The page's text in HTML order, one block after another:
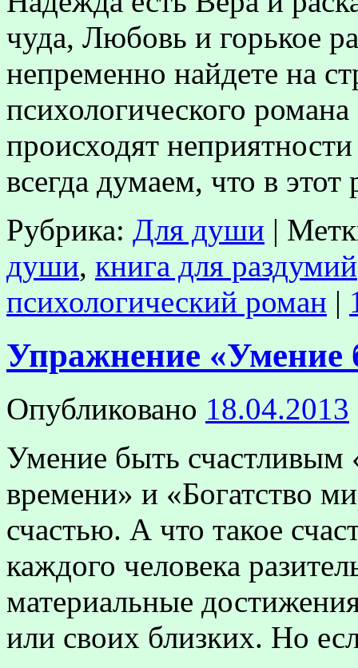
чуда, Любовь и горькое
непременно найдете на
психологического
происходят
всегда думаем, что в
Рубрика: Для души |
души, книга для раздумий
психологический роман |
Упражнение «Умение
Опубликовано 18.04.2013
Умение быть счастливым
времени» и «Богатство
счастью. А что такое
каждого человека
материальные
или своих близких. Но